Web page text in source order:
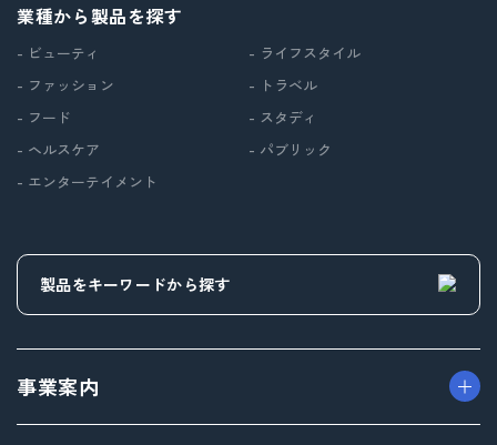
業種から製品を探す
- ビューティ
- ファッション
- フード
- ヘルスケア
- エンターテイメント
- ライフスタイル
- トラベル
- スタディ
- パブリック
事業案内